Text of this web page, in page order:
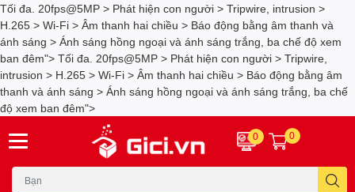
Tối đa. 20fps@5MP > Phát hiện con người > Tripwire, intrusion >
H.265 > Wi-Fi > Âm thanh hai chiều > Báo động bằng âm thanh và
ánh sáng > Ánh sáng hồng ngoại và ánh sáng trắng, ba chế độ xem
ban đêm"> Tối đa. 20fps@5MP > Phát hiện con người > Tripwire,
intrusion > H.265 > Wi-Fi > Âm thanh hai chiều > Báo động bằng âm
thanh và ánh sáng > Ánh sáng hồng ngoại và ánh sáng trắng, ba chế
độ xem ban đêm">
0 0